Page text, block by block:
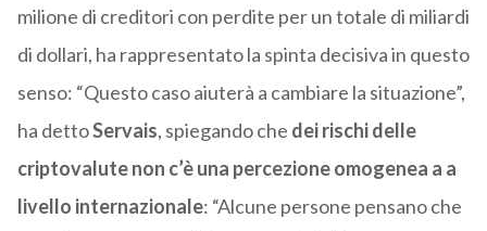
milione di creditori con perdite per un totale di miliardi
di dollari, ha rappresentato la spinta decisiva in questo
senso: “Questo caso aiuterà a cambiare la situazione”,
ha dettoServais, spiegando che dei rischi delle
criptovalute non c’è una percezione omogenea a a
livello internazionale: “Alcune persone pensano che